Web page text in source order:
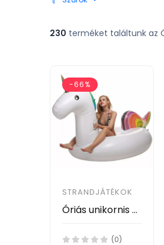
230 terméket találtunk az
-66%
STRANDJÁTÉKOK
Óriás unikornis úszógumi matrac
(0)